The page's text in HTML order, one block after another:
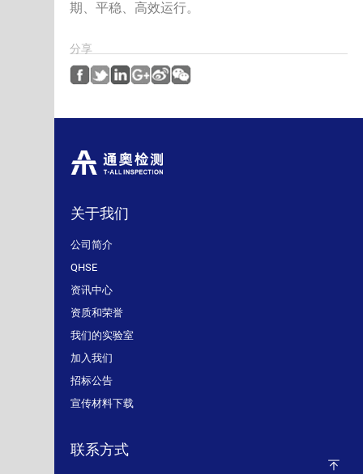
期、平稳、高效运行。
分享
关于我们
公司简介
QHSE
资讯中心
资质和荣誉
我们的实验室
加入我们
招标公告
宣传材料下载
联系方式